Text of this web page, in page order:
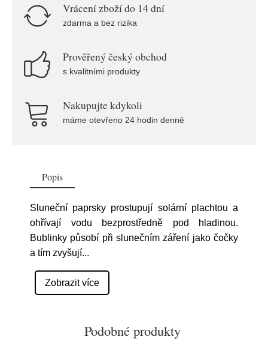
Vrácení zboží do 14 dní
zdarma a bez rizika
Prověřený český obchod
s kvalitními produkty
Nakupujte kdykoli
máme otevřeno 24 hodin denně
Popis
Sluneční paprsky prostupují solární plachtou a
ohřívají vodu bezprostředně pod hladinou.
Bublinky působí při slunečním záření jako čočky
a tím zvyšují...
Zobrazit více
Podobné produkty